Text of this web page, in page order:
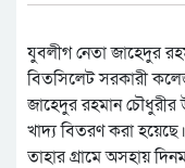
যুবলীগ নেতা জাহেদুর
বিতসিলেট সরকারী
জাহেদুর রহমান
খাদ্য বিতরণ করা
তাহার গ্রামে অসহায়